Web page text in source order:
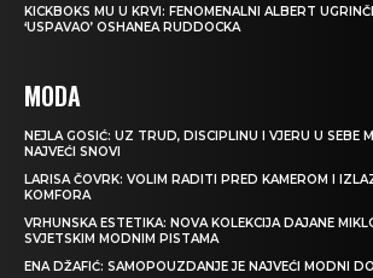
KICKBOKS MU U KRVI: FENOMENALNI ALBERT
‘USPAVAO’ OSHANEA RUDDOCKA
MODA
NEJLA GOSIĆ: UZ TRUD, DISCIPLINU I VJERU U SEBE
NAJVEĆI SNOVI
LARISA ČOVRK: VOLIM RADITI PRED KAMEROM I
KOMFORA
VRHUNSKA ESTETIKA: NOVA KOLEKCIJA DAJANE
SVJETSKIM MODNIM PISTAMA
ENA DŽAFIĆ: SAMOPOUZDANJE JE NAJVEĆI MODNI